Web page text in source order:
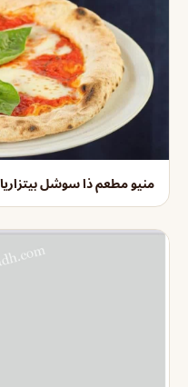
منيو مطعم ذا سوشل